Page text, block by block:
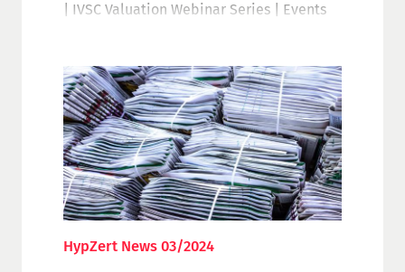
| IVSC Valuation Webinar Series | Events
HypZert News 03/2024